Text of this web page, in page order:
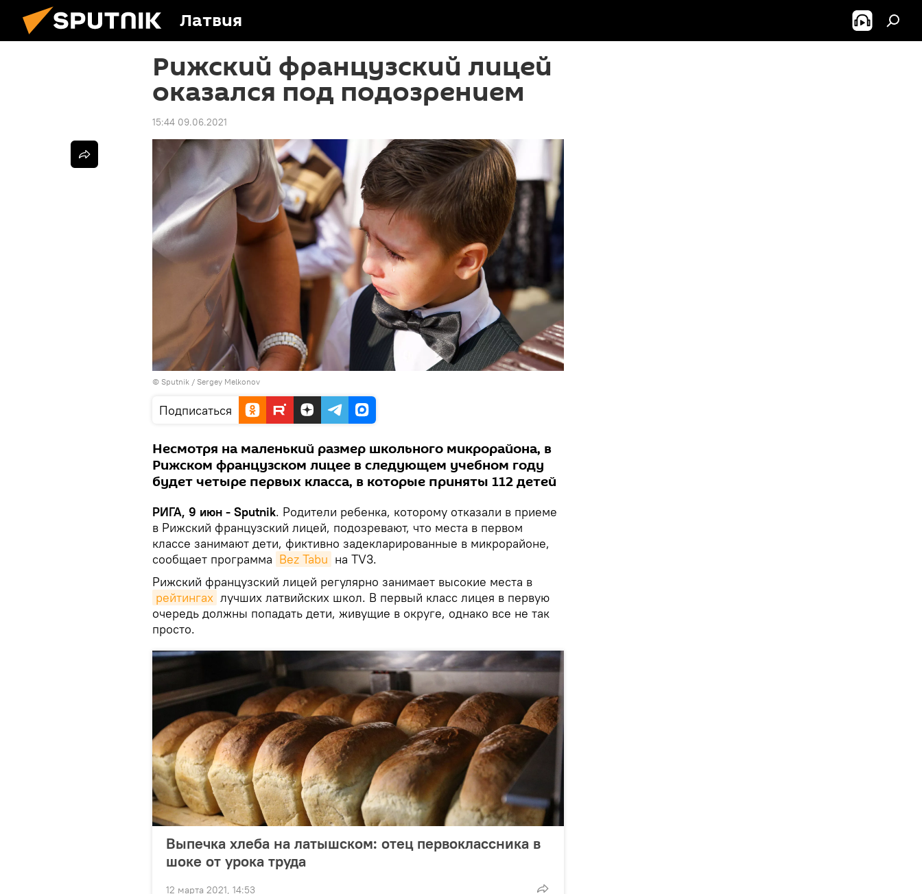
Латвия
Рижский французский лицей
оказался под подозрением
15:44 09.06.2021
© Sputnik / Sergey Melkonov
Подписаться
Несмотря на маленький размер школьного микрорайона, в
Рижском французском лицее в следующем учебном году
будет четыре первых класса, в которые приняты 112 детей
РИГА, 9 июн - Sputnik. Родители ребенка, которому отказали в приеме
в Рижский французский лицей, подозревают, что места в первом
классе занимают дети, фиктивно задекларированные в микрорайоне,
сообщает программа Bez Tabu на TV3.
Рижский французский лицей регулярно занимает высокие места в
рейтингах лучших латвийских школ. В первый класс лицея в первую
очередь должны попадать дети, живущие в округе, однако все не так
просто.
Выпечка хлеба на латышском: отец первоклассника в
шоке от урока труда
12 марта 2021, 14:53